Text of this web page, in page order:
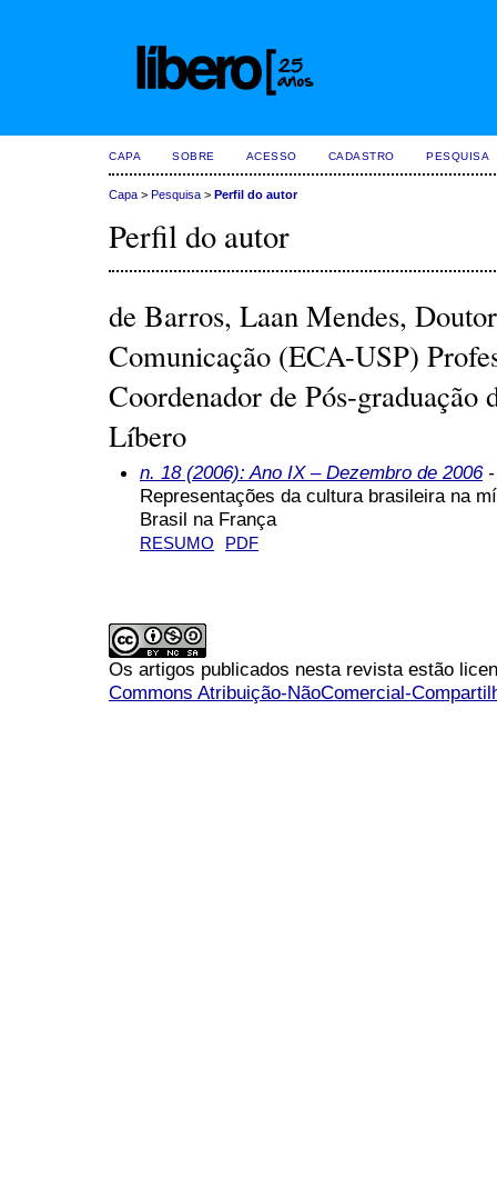
CAPA SOBRE ACESSO CADASTRO PESQUISA
Capa > Pesquisa > Perfil do autor
Perfil do autor
de Barros, Laan Mendes,
Comunicação (ECA-USP)
Coordenador de Pós-graduação
Líbero
n. 18 (2006): Ano IX – Dezembro de 2006-
Representações da cultura brasileira na
Brasil na França
RESUMO PDF
Os artigos publicados nesta revista estão
Commons Atribuição-NãoComercial-